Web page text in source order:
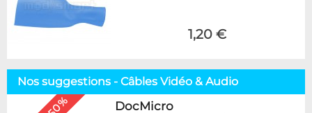
1,20 €
Nos suggestions - Câbles Vidéo & Audio
DocMicro